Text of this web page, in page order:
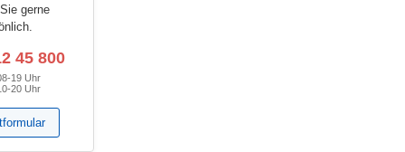
gerne
45 800
19 Uhr
20 Uhr